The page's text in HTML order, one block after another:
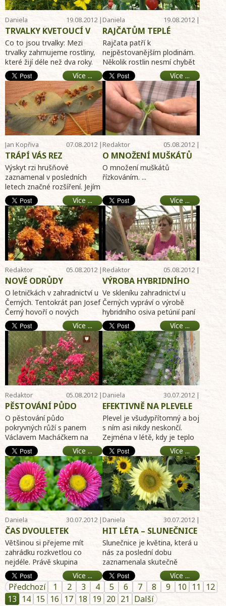
Daniela
Dušková
19.08.2012 |
14:53
TRVALKY KVETOUCÍ V
LÉTĚ
Co to jsou trvalky: Mezi
trvalky zahrnujeme rostliny,
které žijí déle než dva roky.
Dají se rozdělit do mnoha
skupin. U většiny trvalek rost
...
Více ...
Daniela
Dušková
19.08.2012 |
RAJČATŮM TEPLÉ
POČASÍ PROSPÍVÁ
Rajčata patří k
nejpěstovanějším plodinám.
Několik rostlin nesmí chybět
snad na žádné zahrádce.
Letos i přes chladné počasí v
dob ...
Více ...
Jan Kopřiva
07.08.2012 |
TRÁPÍ VÁS REZ
HRUŠŇOVÁ ?
Výskyt rzi hrušňové
zaznamenal v posledních
letech značné rozšíření. Jejím
původcem je houba
Gymnosporangium sabinae.
Jedná se o ...
Více ...
Redaktor
Telereceptáře
05.08.2012 |
10:31
O MNOŽENÍ MUŠKÁTŮ
ŘÍZKOVÁNÍM
O množení muškátů
řízkováním. ...
Více ...
Redaktor
Telereceptáře
05.08.2012 |
NOVÉ ODRŮDY
LETNIČEK
O letničkách v zahradnictví u
Černých. Tentokrát pan Josef
Černý hovoří o nových
letničkách. Ptilotus Joey z
Austrálie, ...
Více ...
Redaktor
Telereceptáře
05.08.2012 |
10:24
VÝROBA HYBRIDNÍHO
OSIVA PETÚNIÍ
Ve skleníku zahradnictví u
Černých vypráví o výrobě
hybridního osiva petúnií paní
Věra Syrovátková. ... Více ...
Redaktor
Telereceptáře
05.08.2012 |
PĚSTOVÁNÍ PŮDO
POKRYVNÝCH RŮŽÍ
O pěstování půdo
pokryvných růží s panem
Václavem Macháčkem na
zahradě dr. Podlahy. ...Více ...
Daniela
Dušková
30.07.2012 |
10:51
EFEKTIVNĚ NA PLEVELE
Plevel je všudypřítomný a boj
s ním asi nikdy neskončí.
Zejména v létě, kdy je teplo
roste plevel jako o závod.
Stačí týden a čistý z ...
Více ...
Daniela
Dušková
30.07.2012 |
ČAS DVOULETEK
Většinou si přejeme mít
zahrádku rozkvetlou co
nejdéle. Právě skupina
dvouletek patří mezi
pěstitelsky velmi významné
květiny, přiná ...
Více ...
Daniela
Dušková
30.07.2012 |
09:45
HIT LÉTA – SLUNEČNICE
Slunečnice je květina, která u
nás za poslední dobu
zaznamenala skutečně
převratné změny a právem
se z ní stává stále oblíbenější
...
Více ...
Předchozí 1 2 3 4 5 6 7 8 9 10 11
12
13 14 15 16 17 18 19 20 21 Další